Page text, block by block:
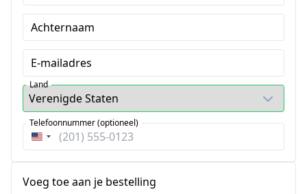
Achternaam
E-mailadres
Land
Verenigde
Telefoonnummer (optioneel)
Voeg toe aan je bestelling